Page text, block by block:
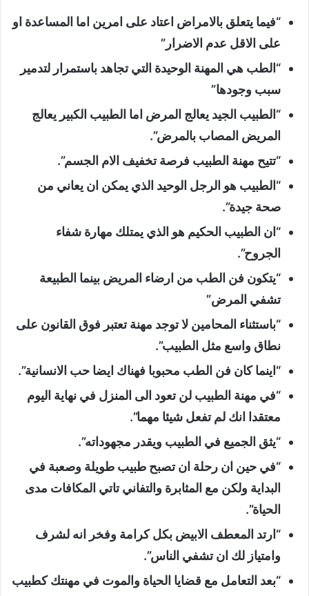
“فيما يتعلق بالامراض اعتاد على امرين اما المساعدة او
على الاقل عدم الاضرار”
“الطب هي المهنة الوحيدة التي تجاهد باستمرار لتدمير
سبب وجودها”
“الطبيب الجيد يعالج المرض اما الطبيب الكبير يعالج
المريض المصاب بالمرض”.
“تتيح مهنة الطبيب فرصة تخفيف الام الجسم”.
“الطبيب هو الرجل الوحيد الذي يمكن ان يعاني من
صحة جيدة”.
“ان الطبيب الحكيم هو الذي يمتلك مهارة شفاء
الجروح”.
“يتكون فن الطب من ارضاء المريض بينما الطبيعة
تشفي المرض”
“باستثناء المحامين لا توجد مهنة تعتبر فوق القانون على
نطاق واسع مثل الطبيب”.
“اينما كان فن الطب محبوبا فهناك ايضا حب الانسانية”.
“في مهنة الطبيب لن تعود الى المنزل في نهاية اليوم
معتقدا انك لم تفعل شيئا مهما”.
“يثق الجميع في الطبيب ويقدر مجهوداته”.
“في حين ان رحلة ان تصبح طبيب طويلة وصعبة في
البداية ولكن مع المثابرة والتفاني تاتي المكافات مدى
الحياة”.
“ارتد المعطف الابيض بكل كرامة وفخر انه لشرف
وامتياز لك ان تشفي الناس”.
“بعد التعامل مع قضايا الحياة والموت في مهنتك كطبيب